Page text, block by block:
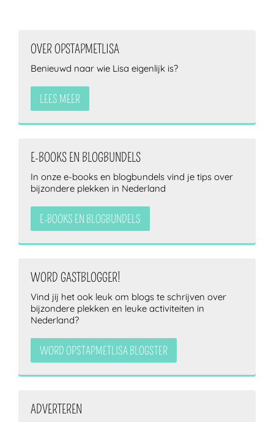
OVER OPSTAPMETLISA
Benieuwd naar wie Lisa eigenlijk is?
LEES MEER
E-BOOKS EN BLOGBUNDELS
In onze e-books en blogbundels vind je tips over
bijzondere plekken in Nederland
E-BOOKS EN BLOGBUNDELS
WORD GASTBLOGGER!
Vind jij het ook leuk om blogs te schrijven over
bijzondere plekken en leuke activiteiten in
Nederland?
WORD OPSTAPMETLISA BLOGSTER
ADVERTEREN